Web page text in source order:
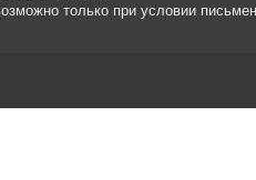
только при условии